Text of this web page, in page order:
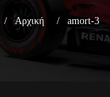
Αρχική amort-3